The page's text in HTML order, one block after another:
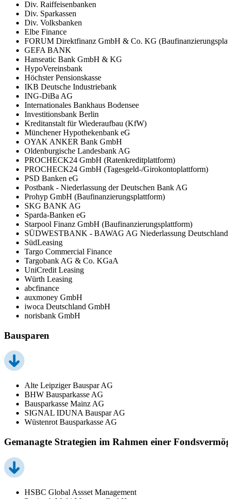
Div. Raiffeisenbanken
Div. Sparkassen
Div. Volksbanken
Elbe Finance
FORUM Direktfinanz GmbH & Co. KG
GEFA BANK
Hanseatic Bank GmbH & KG
HypoVereinsbank
Höchster Pensionskasse
IKB Deutsche Industriebank
ING-DiBa AG
Internationales Bankhaus Bodensee
Investitionsbank Berlin
Kreditanstalt für Wiederaufbau (KfW)
Münchener Hypothekenbank eG
OYAK ANKER Bank GmbH
Oldenburgische Landesbank AG
PROCHECK24 GmbH (Ratenkreditplattform)
PROCHECK24 GmbH (Tagesgeld-/Girokontoplattform)
PSD Banken eG
Postbank - Niederlassung der Deutschen Bank AG
Prohyp GmbH (Baufinanzierungsplattform)
SKG BANK AG
Sparda-Banken eG
Starpool Finanz GmbH (Baufinanzierungsplattform)
SÜDWESTBANK - BAWAG AG Niederlassung Deutschland
SüdLeasing
Targo Commercial Finance
Targobank AG & Co. KGaA
UniCredit Leasing
Würth Leasing
abcfinance
auxmoney GmbH
iwoca Deutschland GmbH
norisbank GmbH
Bausparen
Alte Leipziger Bauspar AG
BHW Bausparkasse AG
Bausparkasse Mainz AG
SIGNAL IDUNA Bauspar AG
Wüstenrot Bausparkasse AG
Gemanagte Strategien im Rahmen einer
HSBC Global Assset Management